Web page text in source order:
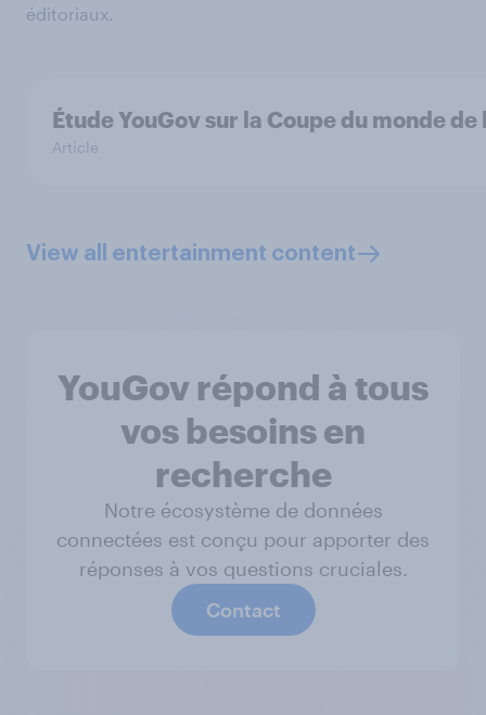
éditoriaux.
Étude YouGov sur la Coupe du monde
Article
View all entertainment content
YouGov répond à tous
vos besoins en
recherche
Notre écosystème de données
connectées est conçu pour apporter des
réponses à vos questions cruciales.
Contact